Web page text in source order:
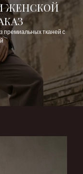
ЖЕНСКОЙ
премиальных тканей с